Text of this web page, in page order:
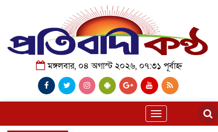
মঙ্গলবার, ০৪ অগাস্ট ২০২৬, ০৭:৩১ পূর্বাহ্ন
Toggle
navigation